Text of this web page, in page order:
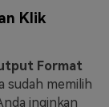
Klik
Format
sudah memilih
inginkan